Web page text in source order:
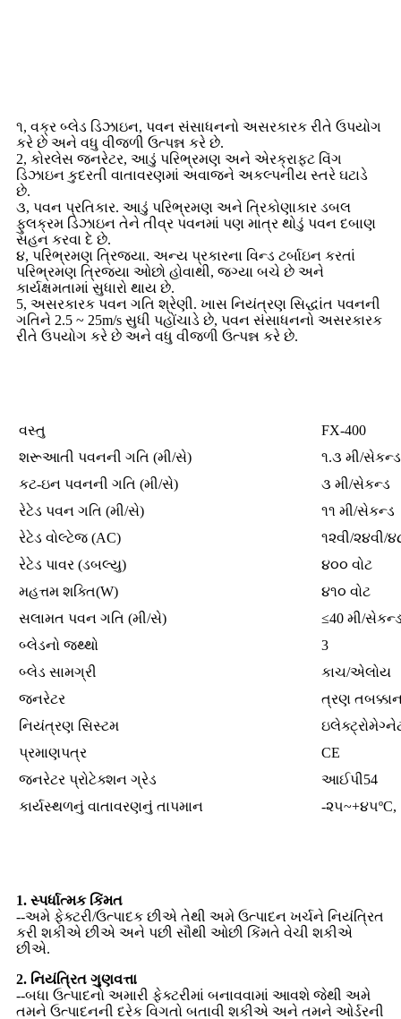
૧, વક્ર બ્લેડ ડિઝાઇન, પવન સંસાધનનો અસરકારક રીતે ઉપયોગ
કરે છે અને વધુ વીજળી ઉત્પન્ન કરે છે.
2, કોરલેસ જનરેટર, આડું પરિભ્રમણ અને એરક્રાફ્ટ વિંગ
ડિઝાઇન કુદરતી વાતાવરણમાં અવાજને અકલ્પનીય સ્તરે ઘટાડે
છે.
૩, પવન પ્રતિકાર. આડું પરિભ્રમણ અને ત્રિકોણાકાર ડબલ
ફુલક્રમ ડિઝાઇન તેને તીવ્ર પવનમાં પણ માત્ર થોડું પવન દબાણ
સહન કરવા દે છે.
૪, પરિભ્રમણ ત્રિજ્યા. અન્ય પ્રકારના વિન્ડ ટર્બાઇન કરતાં
પરિભ્રમણ ત્રિજ્યા ઓછો હોવાથી, જગ્યા બચે છે અને
કાર્યક્ષમતામાં સુધારો થાય છે.
5, અસરકારક પવન ગતિ શ્રેણી. ખાસ નિયંત્રણ સિદ્ધાંત પવનની
ગતિને 2.5 ~ 25m/s સુધી પહોંચાડે છે, પવન સંસાધનનો અસરકારક
રીતે ઉપયોગ કરે છે અને વધુ વીજળી ઉત્પન્ન કરે છે.
વસ્તુ
FX-400
શરૂઆતી પવનની ગતિ (મી/સે)
૧.૩ મી/સેકન્ડ
કટ-ઇન પવનની ગતિ (મી/સે)
૩ મી/સેકન્ડ
રેટેડ પવન ગતિ (મી/સે)
૧૧ મી/સેકન્ડ
રેટેડ વોલ્ટેજ (AC)
૧૨વી/૨૪વી/
રેટેડ પાવર (ડબલ્યુ)
૪૦૦ વોટ
મહત્તમ શક્તિ(W)
૪૧૦ વોટ
સલામત પવન ગતિ (મી/સે)
≤40 મી/
બ્લેડનો જથ્થો
3
બ્લેડ સામગ્રી
કાચ/એલોય
જનરેટર
ત્રણ
નિયંત્રણ સિસ્ટમ
પ્રમાણપત્ર
CE
જનરેટર પ્રોટેક્શન ગ્રેડ
આઈપી54
કાર્યસ્થળનું વાતાવરણનું તાપમાન
-૨૫~+૪૫ºC,
1. સ્પર્ધાત્મક કિંમત
--અમે ફેક્ટરી/ઉત્પાદક છીએ તેથી અમે ઉત્પાદન ખર્ચને નિયંત્રિત
કરી શકીએ છીએ અને પછી સૌથી ઓછી કિંમતે વેચી શકીએ
છીએ.
2. નિયંત્રિત ગુણવત્તા
--બધા ઉત્પાદનો અમારી ફેક્ટરીમાં બનાવવામાં આવશે જેથી અમે
તમને ઉત્પાદનની દરેક વિગતો બતાવી શકીએ અને તમને ઓર્ડરની